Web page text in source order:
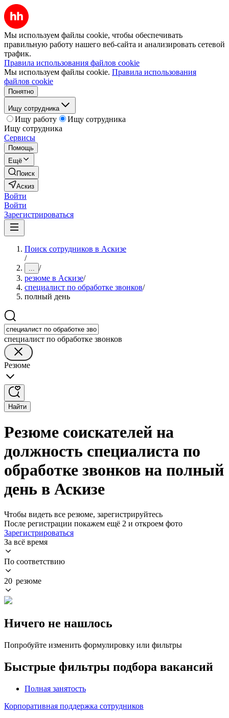
Мы используем файлы cookie, чтобы обеспечивать
правильную работу нашего веб-сайта и анализировать сетевой
трафик.
Правила использования файлов cookie
Мы используем файлы cookie. Правила использования
файлов cookie
Понятно
Ищу сотрудника
Ищу работу
Ищу сотрудника
Ищу сотрудника
Сервисы
Помощь
Ещё
Поиск
Аскиз
Войти
Войти
Зарегистрироваться
Поиск сотрудников в Аскизе
/
... /
резюме в Аскизе/
специалист по обработке звонков/
полный день
специалист по обработке звонков
Резюме
Найти
Резюме соискателей на
должность специалиста по
обработке звонков на полный
день в Аскизе
Чтобы видеть все резюме, зарегистрируйтесь
После регистрации покажем ещё 2 и откроем фото
Зарегистрироваться
За всё время
По соответствию
20 резюме
Ничего не нашлось
Попробуйте изменить формулировку или фильтры
Быстрые фильтры подбора вакансий
Полная занятость
Корпоративная поддержка сотрудников